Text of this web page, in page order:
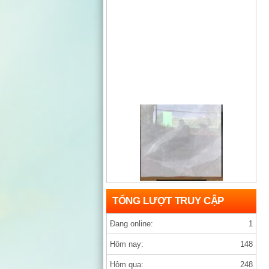
Gạch india D1200×1200 ARMANY GREY
TỔNG LƯỢT TRUY CẬP
Đang online: 1
Hôm nay: 148
Hôm qua: 248